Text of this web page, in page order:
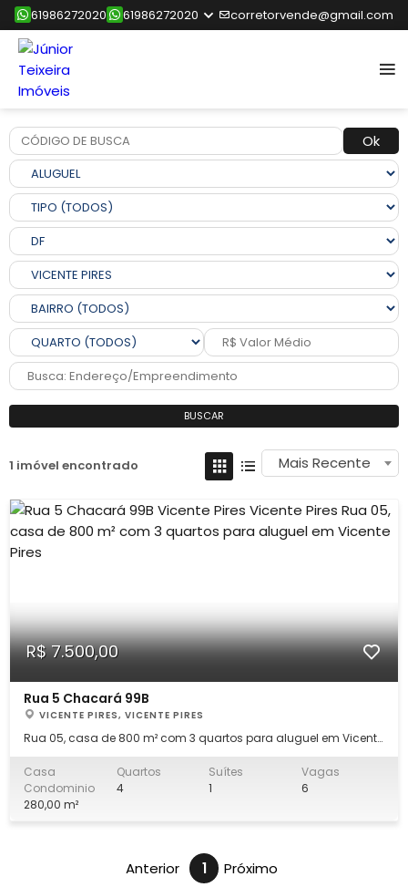
61986272020 61986272020 corretorvende@gmail.com
Ok
BUSCAR
1 imóvel encontrado Mais Recente
R$ 7.500,00
Rua 5 Chacará 99B
VICENTE PIRES, VICENTE PIRES
Rua 05, casa de 800 m² com 3 quartos para aluguel em Vicente
Estrutural. Casa construída em lote de 800m², composta com
034 (três) quartos, sendo 01 (uma ) suíte, banheiro social, sala,
copa, cozinha grande. Casa
Casa
Condominio
280,00 m²
Quartos
4
Suítes
1
Vagas
6
Anterior 1 Próximo